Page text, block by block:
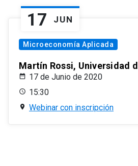
17 JUN
Microeconomía Aplicada
Martín Rossi, Universidad
17 de Junio de 2020
15:30
Webinar con inscripción